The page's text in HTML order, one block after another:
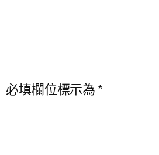
必填欄位標示為*